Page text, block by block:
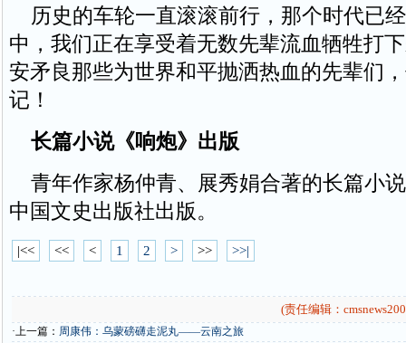
历史的车轮一直滚滚前行，那个时代已
中，我们正在享受着无数先辈流血牺牲打
安矛良那些为世界和平抛洒热血的先辈们
记！
长篇小说《响炮》出版
青年作家杨仲青、展秀娟合著的长篇小
中国文史出版社出版。
|<< << < 1 2 > >> >>|
(责任编辑：
·上一篇： 周康伟：乌蒙磅礴走泥丸——云南之旅